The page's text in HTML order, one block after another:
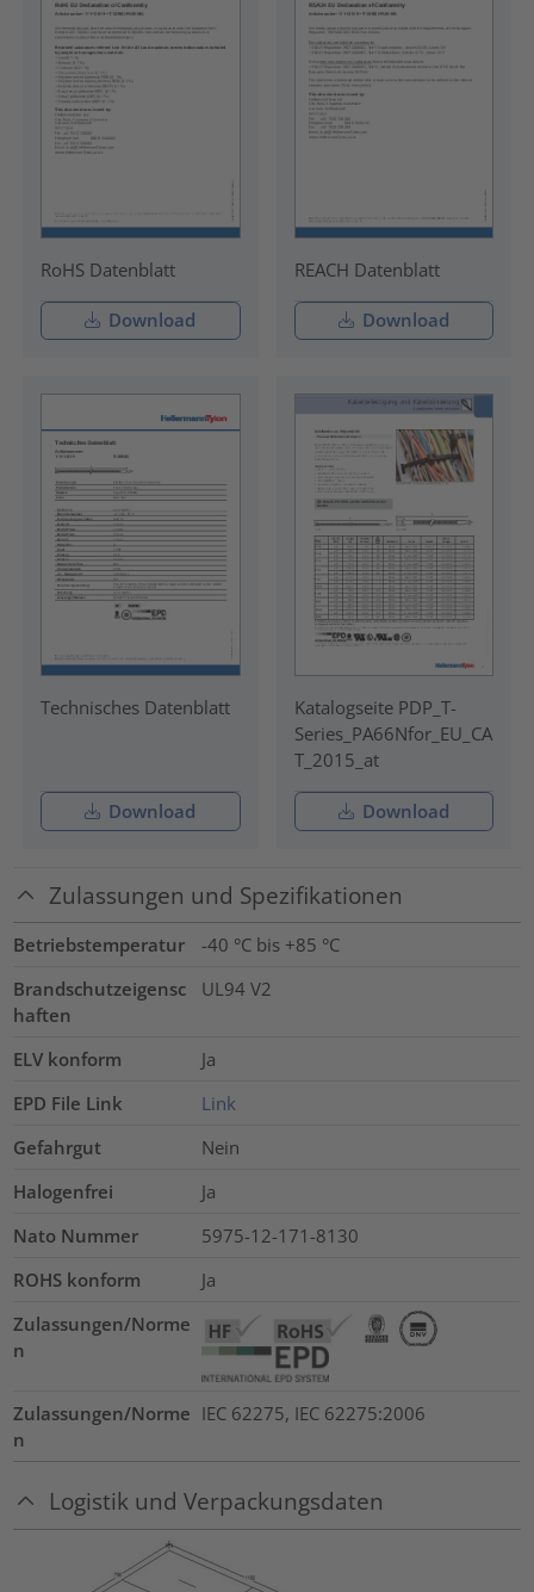
RoHS Datenblatt
Download
REACH Datenblatt
Download
Technisches Datenblatt
Download
Katalogseite PDP_T-
Series_PA66Nfor_EU_CA
T_2015_at
Download
Zulassungen und Spezifikationen
Betriebstemperatur
-40 °C bis +85 °C
Brandschutzeigensc
haften
UL94 V2
ELV konform
Ja
EPD File Link
Link
Gefahrgut
Nein
Halogenfrei
Ja
Nato Nummer
5975-12-171-8130
ROHS konform
Ja
Zulassungen/Norme
n
Zulassungen/Norme
n
IEC 62275, IEC 62275:2006
Logistik und Verpackungsdaten